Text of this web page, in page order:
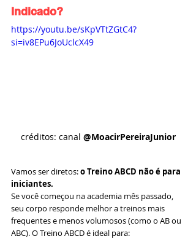
Indicado?
https://youtu.be/sKpVTtZGtC4?
si=iv8EPu6JoUclcX49
créditos: canal @MoacirPereiraJunior
Vamos ser diretos: o Treino ABCD não é para
iniciantes.
Se você começou na academia mês passado,
seu corpo responde melhor a treinos mais
frequentes e menos volumosos (como o AB ou
ABC). O Treino ABCD é ideal para: